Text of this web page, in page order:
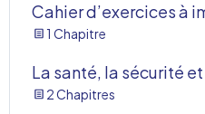
Cahier d’exercices à
1 Chapitre
La santé, la sécurité
2 Chapitres